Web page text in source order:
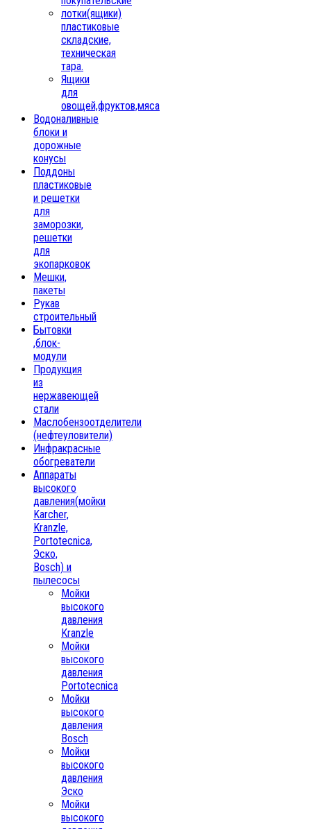
лотки(ящики)
пластиковые
складские,
техническая
тара.
Ящики
для
овощей,фруктов,мяса
Водоналивные
блоки и
дорожные
конусы
Поддоны
пластиковые
и решетки
для
заморозки,
решетки
для
экопарковок
Мешки,
пакеты
Рукав
строительный
Бытовки
,блок-
модули
Продукция
из
нержавеющей
стали
Маслобензоотделители
(нефтеуловители)
Инфракрасные
обогреватели
Аппараты
высокого
давления(мойки
Karcher,
Kranzle,
Portotecnica,
Эско,
Bosch) и
пылесосы
Мойки
высокого
давления
Kranzle
Мойки
высокого
давления
Portotecnica
Мойки
высокого
давления
Bosch
Мойки
высокого
давления
Эско
Мойки
высокого